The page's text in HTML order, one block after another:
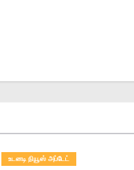
உடனடி நியூஸ் அப்டேட்